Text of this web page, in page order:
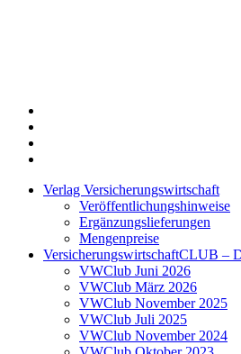
Verlag Versicherungswirtschaft
Veröffentlichungshinweise
Ergänzungslieferungen
Mengenpreise
VersicherungswirtschaftCLUB –
VWClub Juni 2026
VWClub März 2026
VWClub November 2025
VWClub Juli 2025
VWClub November 2024